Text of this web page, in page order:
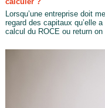
Lorsqu’une entreprise doit
regard des capitaux qu’elle
calcul du ROCE ou return